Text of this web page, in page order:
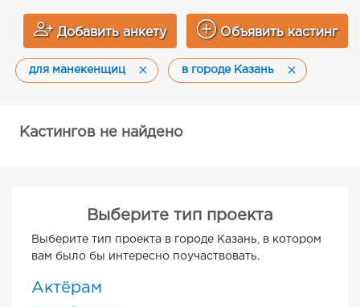
Добавить анкету Объявить кастинг
для манекенщиц в городе Казань
Кастингов не найдено
Выберите тип проекта
Выберите тип проекта в городе Казань, в котором
вам было бы интересно поучаствовать.
Актёрам